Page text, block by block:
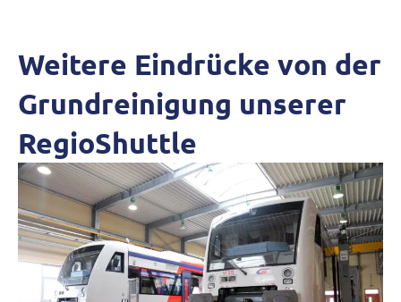
Weitere Eindrücke von der
Grundreinigung unserer
RegioShuttle